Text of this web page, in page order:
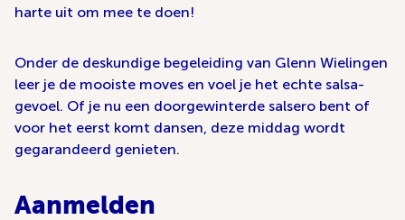
harte uit om mee te doen!
Onder de deskundige begeleiding van Glenn Wielingen
leer je de mooiste moves en voel je het echte salsa-
gevoel. Of je nu een doorgewinterde salsero bent of
voor het eerst komt dansen, deze middag wordt
gegarandeerd genieten.
Aanmelden